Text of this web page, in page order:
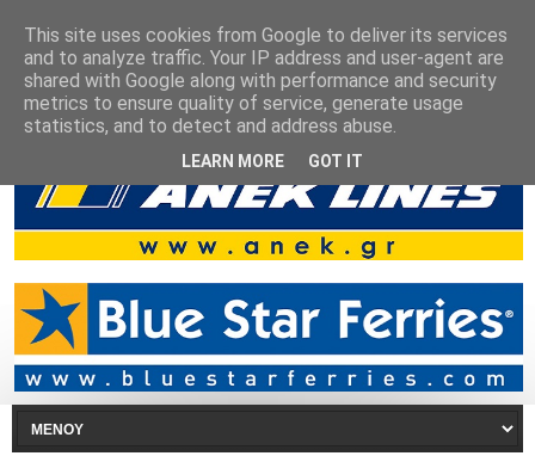
This site uses cookies from Google to deliver its services
and to analyze traffic. Your IP address and user-agent are
shared with Google along with performance and security
metrics to ensure quality of service, generate usage
statistics, and to detect and address abuse.
LEARN MORE GOT IT